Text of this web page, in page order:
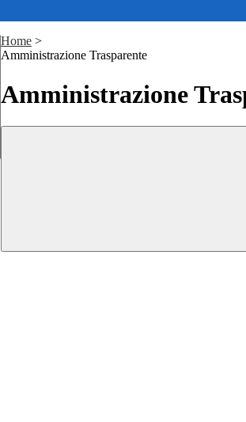
Home >
Amministrazione Trasparente
Amministrazione